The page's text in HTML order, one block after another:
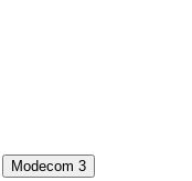
Modecom 3